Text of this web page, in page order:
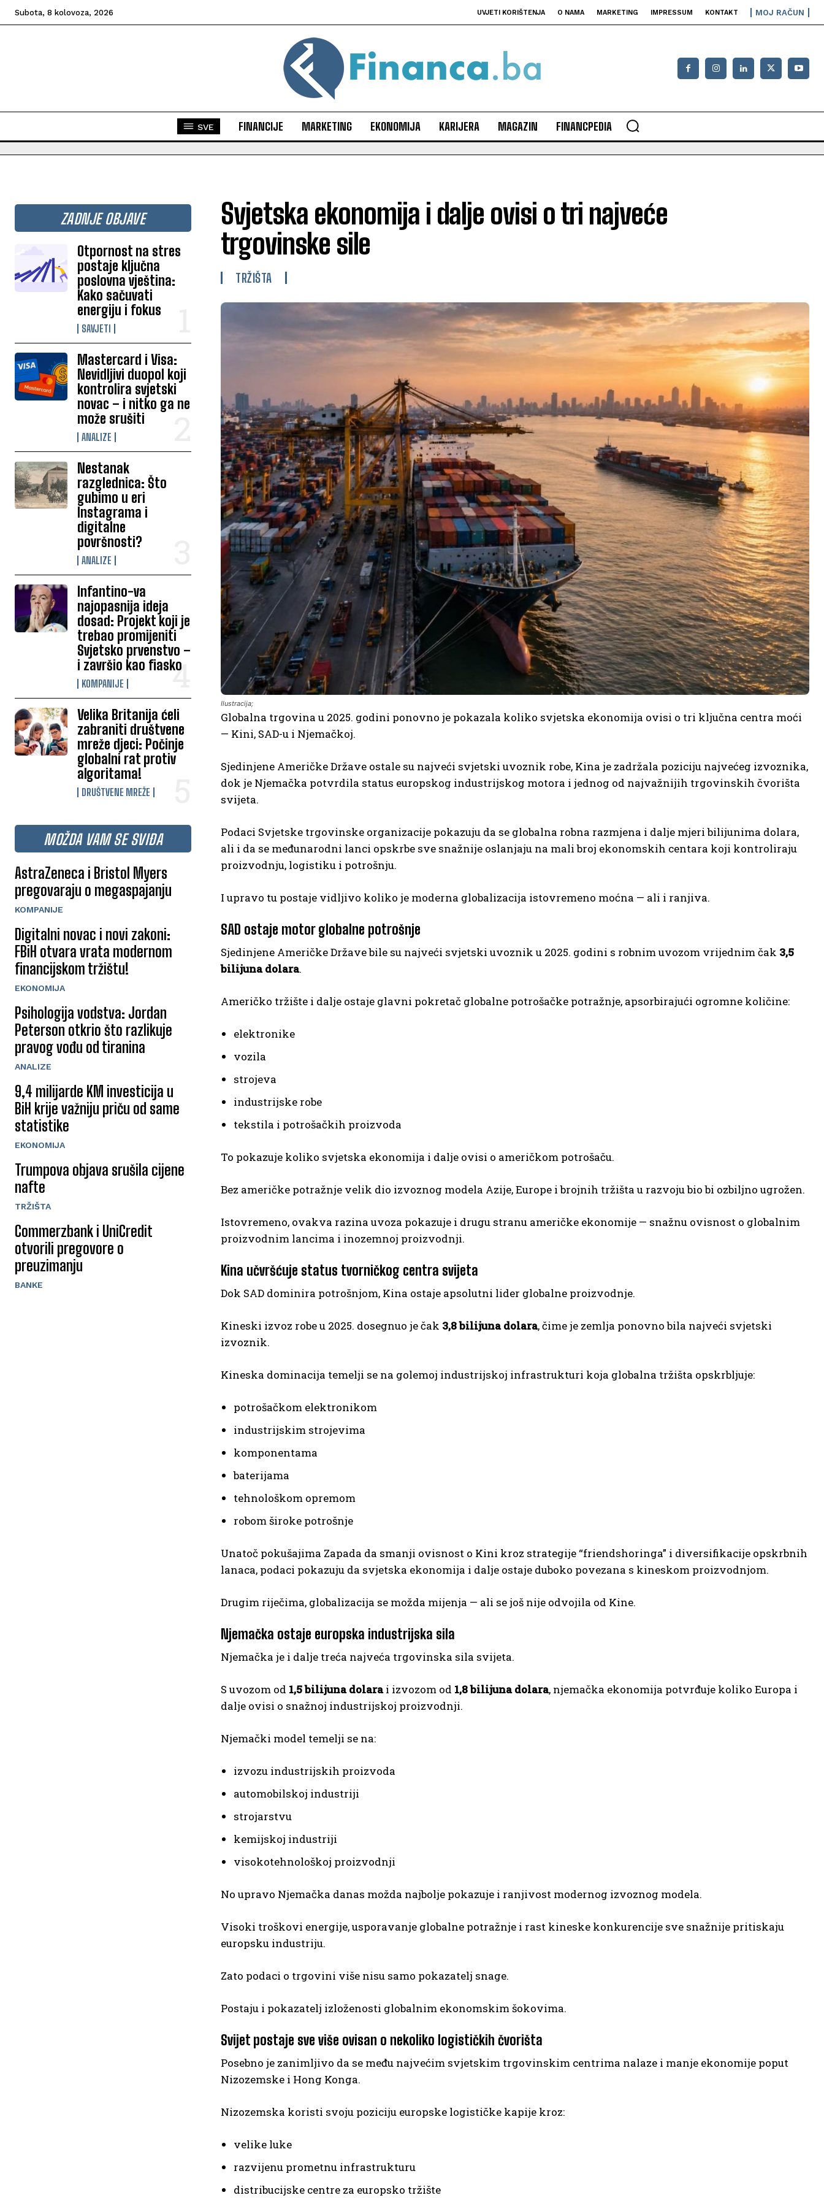
Subota, 8 kolovoza, 2026 UVJETI KORIŠTENJA O NAMA MARKETING IMPRESSUM KONTAKT MOJ RAČUN
SVE FINANCIJE MARKETING EKONOMIJA KARIJERA MAGAZIN FINANCPEDIA
ZADNJE OBJAVE
Otpornost na stres
postaje ključna
poslovna vještina:
Kako sačuvati
energiju i fokus
SAVJETI
Mastercard i Visa:
Nevidljivi duopol koji
kontrolira svjetski
novac – i nitko ga ne
može srušiti
ANALIZE
Nestanak
razglednica: Što
gubimo u eri
Instagrama i
digitalne
površnosti?
ANALIZE
Infantino-va
najopasnija ideja
dosad: Projekt koji je
trebao promijeniti
Svjetsko prvenstvo –
i završio kao fiasko
KOMPANIJE
Velika Britanija ćeli
zabraniti društvene
mreže djeci: Počinje
globalni rat protiv
algoritama!
DRUŠTVENE MREŽE
MOŽDA VAM SE SVIĐA
AstraZeneca i Bristol Myers
pregovaraju o megaspajanju
KOMPANIJE
Digitalni novac i novi zakoni:
FBiH otvara vrata modernom
financijskom tržištu!
EKONOMIJA
Psihologija vodstva: Jordan
Peterson otkrio što razlikuje
pravog vođu od tiranina
ANALIZE
9,4 milijarde KM investicija u
BiH krije važniju priču od same
statistike
EKONOMIJA
Trumpova objava srušila cijene
nafte
TRŽIŠTA
Commerzbank i UniCredit
otvorili pregovore o
preuzimanju
BANKE
Svjetska ekonomija i dalje ovisi o tri najveće
trgovinske sile
TRŽIŠTA
Ilustracija;
Globalna trgovina u 2025. godini ponovno je pokazala koliko svjetska ekonomija ovisi o tri ključna centra moći
— Kini, SAD-u i Njemačkoj.
Sjedinjene Američke Države ostale su najveći svjetski uvoznik robe, Kina je zadržala poziciju najvećeg izvoznika,
dok je Njemačka potvrdila status europskog industrijskog motora i jednog od najvažnijih trgovinskih čvorišta
svijeta.
Podaci Svjetske trgovinske organizacije pokazuju da se globalna robna razmjena i dalje mjeri bilijunima dolara,
ali i da se međunarodni lanci opskrbe sve snažnije oslanjaju na mali broj ekonomskih centara koji kontroliraju
proizvodnju, logistiku i potrošnju.
I upravo tu postaje vidljivo koliko je moderna globalizacija istovremeno moćna — ali i ranjiva.
SAD ostaje motor globalne potrošnje
Sjedinjene Američke Države bile su najveći svjetski uvoznik u 2025. godini s robnim uvozom vrijednim čak 3,5
bilijuna dolara.
Američko tržište i dalje ostaje glavni pokretač globalne potrošačke potražnje, apsorbirajući ogromne količine:
elektronike
vozila
strojeva
industrijske robe
tekstila i potrošačkih proizvoda
To pokazuje koliko svjetska ekonomija i dalje ovisi o američkom potrošaču.
Bez američke potražnje velik dio izvoznog modela Azije, Europe i brojnih tržišta u razvoju bio bi ozbiljno ugrožen.
Istovremeno, ovakva razina uvoza pokazuje i drugu stranu američke ekonomije — snažnu ovisnost o globalnim
proizvodnim lancima i inozemnoj proizvodnji.
Kina učvršćuje status tvorničkog centra svijeta
Dok SAD dominira potrošnjom, Kina ostaje apsolutni lider globalne proizvodnje.
Kineski izvoz robe u 2025. dosegnuo je čak 3,8 bilijuna dolara, čime je zemlja ponovno bila najveći svjetski
izvoznik.
Kineska dominacija temelji se na golemoj industrijskoj infrastrukturi koja globalna tržišta opskrbljuje:
potrošačkom elektronikom
industrijskim strojevima
komponentama
baterijama
tehnološkom opremom
robom široke potrošnje
Unatoč pokušajima Zapada da smanji ovisnost o Kini kroz strategije “friendshoringa” i diversifikacije opskrbnih
lanaca, podaci pokazuju da svjetska ekonomija i dalje ostaje duboko povezana s kineskom proizvodnjom.
Drugim riječima, globalizacija se možda mijenja — ali se još nije odvojila od Kine.
Njemačka ostaje europska industrijska sila
Njemačka je i dalje treća najveća trgovinska sila svijeta.
S uvozom od 1,5 bilijuna dolarai izvozom od 1,8 bilijuna dolara, njemačka ekonomija potvrđuje koliko Europa i
dalje ovisi o snažnoj industrijskoj proizvodnji.
Njemački model temelji se na:
izvozu industrijskih proizvoda
automobilskoj industriji
strojarstvu
kemijskoj industriji
visokotehnološkoj proizvodnji
No upravo Njemačka danas možda najbolje pokazuje i ranjivost modernog izvoznog modela.
Visoki troškovi energije, usporavanje globalne potražnje i rast kineske konkurencije sve snažnije pritiskaju
europsku industriju.
Zato podaci o trgovini više nisu samo pokazatelj snage.
Postaju i pokazatelj izloženosti globalnim ekonomskim šokovima.
Svijet postaje sve više ovisan o nekoliko logističkih čvorišta
Posebno je zanimljivo da se među najvećim svjetskim trgovinskim centrima nalaze i manje ekonomije poput
Nizozemske i Hong Konga.
Nizozemska koristi svoju poziciju europske logističke kapije kroz:
velike luke
razvijenu prometnu infrastrukturu
distribucijske centre za europsko tržište